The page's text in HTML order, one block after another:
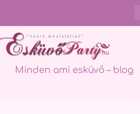
Minden ami esküvő – blog